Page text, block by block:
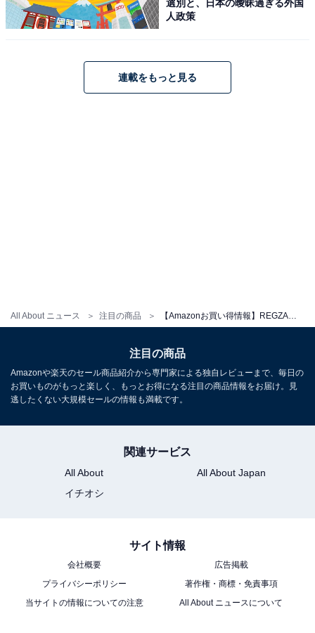
All About ニュース 注目の商品
REGZA レグザ テレビ 75E350R (75インチ / 4K テレビ/液
晶/クリア音声/ダブルチューナー / AirPlay2対応 / スマー
トテレビ / 2025年モデル)
Amazonで見る
REGZA「55E350M」
選別と、日本の曖昧過ぎる外国
人政策
連載をもっと見る
注目の商品
Amazonや楽天のセール商品紹介から専門家による独自レビューまで、毎日の
お買いものがもっと楽しく、もっとお得になる注目の商品情報をお届け。見
逃したくない大規模セールの情報も満載です。
関連サービス
All About
All About Japan
イチオシ
サイト情報
会社概要
広告掲載
プライバシーポリシー
著作権・商標・免責事項
当サイトの情報についての注意
All About ニュースについて